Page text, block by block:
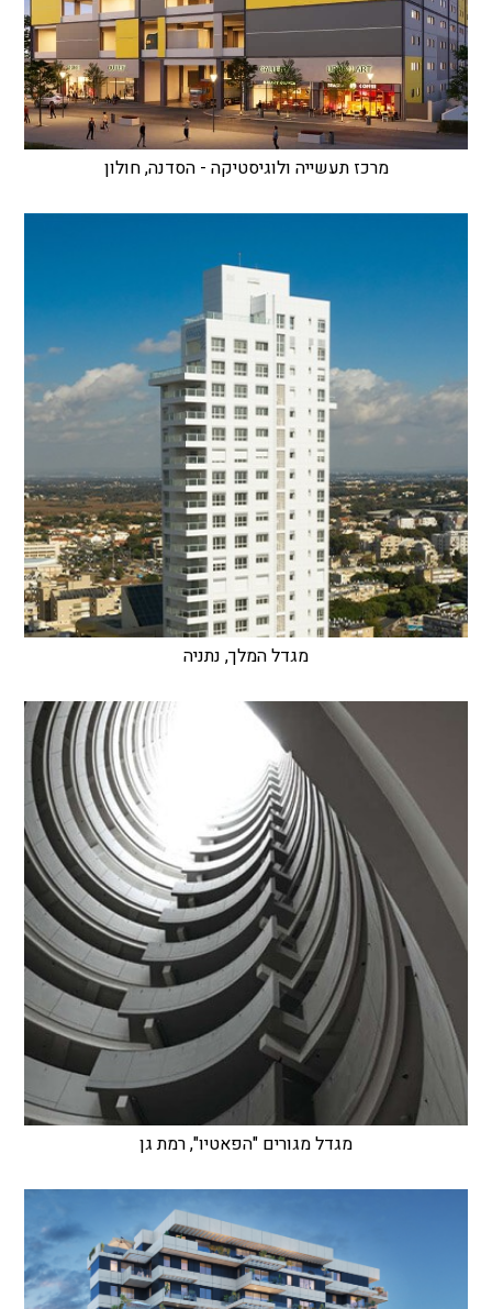
מרכז תעשייה ולוגיסטיקה - הסדנה, חולון
מגדל המלך, נתניה
מגדל מגורים "הפאטיו", רמת גן